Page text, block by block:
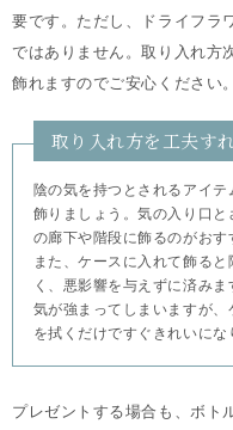
要です。ただし、ドライフラ
ではありません。取り入れ方
飾れますのでご安心ください。
取り入れ方を工夫す
陰の気を持つとされるアイ
飾りましょう。気の入り口
の廊下や階段に飾るのがおす
また、ケースに入れて飾る
く、悪影響を与えずに済み
気が強まってしまいますが
を拭くだけですぐきれいにな
プレゼントする場合も、ボト